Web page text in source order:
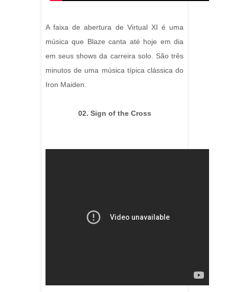
A faixa de abertura de Virtual XI é uma
música que Blaze canta até hoje em dia
em seus shows da carreira solo. São três
minutos de uma música típica clássica do
Iron Maiden.
02. Sign of the Cross